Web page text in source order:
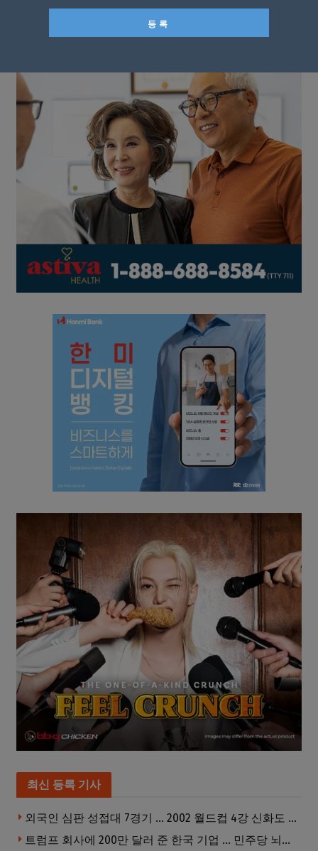
최신 등록 기사
외국인 심판 성접대 7경기 … 2002 월드컵 4강 신화도 흔들
트럼프 회사에 200만 달러 준 한국 기업 … 민주당 뇌물의혹 조사